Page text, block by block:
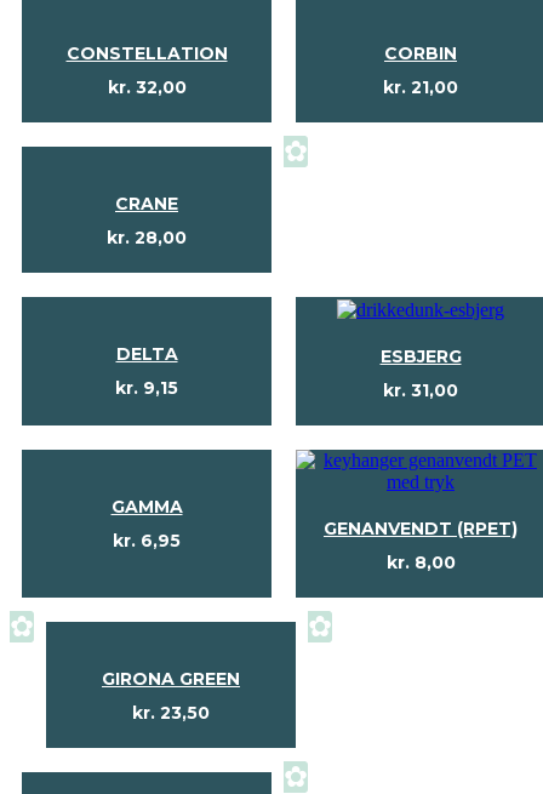
CONSTELLATION
kr.32,00
CORBIN
kr. 21,00
CRANE
kr. 28,00
✿
DELTA
kr. 9,15
ESBJERG
kr. 31,00
GAMMA
kr. 6,95
GENANVENDT (RPET)
kr.8,00
✿
GIRONA GREEN
kr. 23,50
✿
✿